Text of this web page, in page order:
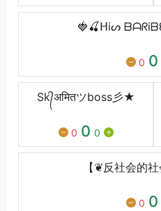
🍓🍒ᕼiᔕ
0 0
Sk᭄अमितツboss彡★
0 0 0
【❦反社会的
0 0